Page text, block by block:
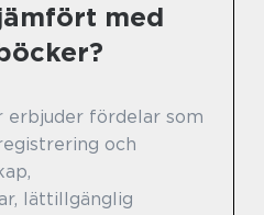
med
erbjuder fördelar som
och
lättillgänglig